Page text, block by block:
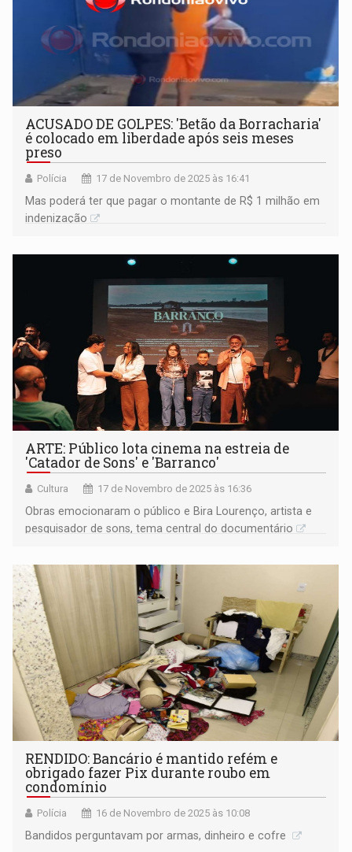
ACUSADO DE GOLPES: 'Betão da Borracharia'
é colocado em liberdade após seis meses
preso
Polícia 17 de Novembro de 2025 às 16:41
Mas poderá ter que pagar o montante de R$ 1 milhão em
indenização
ARTE: Público lota cinema na estreia de
'Catador de Sons' e 'Barranco'
Cultura 17 de Novembro de 2025 às 16:36
Obras emocionaram o público e Bira Lourenço, artista e
pesquisador de sons, tema central do documentário
RENDIDO: Bancário é mantido refém e
obrigado fazer Pix durante roubo em
condomínio
Polícia 16 de Novembro de 2025 às 10:08
Bandidos perguntavam por armas, dinheiro e cofre